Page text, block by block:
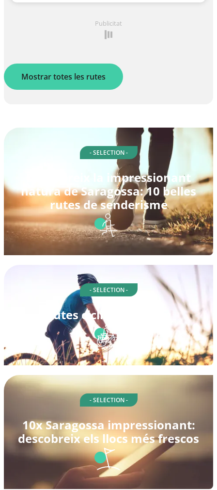
Publicitat
Mostrar totes les rutes
- SELECTION -
Descobreix la impressionant
natura de Saragossa: 10 belles
rutes de senderisme
- SELECTION -
Rutes ciclistes a Spain
- SELECTION -
10x Saragossa impressionant:
descobreix els llocs més frescos